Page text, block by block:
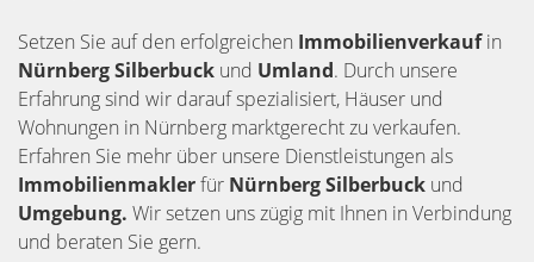
Setzen Sie auf den erfolgreichen Immobilienverkaufin
NürnbergSilberbuck und Umland. Durch unsere
Erfahrung sind wir darauf spezialisiert, Häuser und
Wohnungen in Nürnberg marktgerecht zu verkaufen.
Erfahren Sie mehr über unsere Dienstleistungen als
Immobilienmaklerfür Nürnberg Silberbuck und
Umgebung. Wir setzen uns zügig mit Ihnen in Verbindung
und beraten Sie gern.